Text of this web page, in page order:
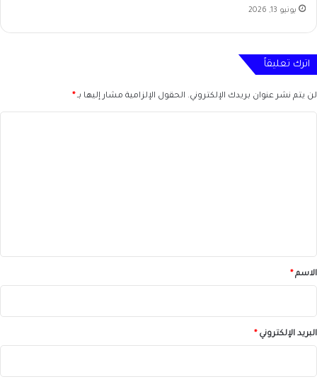
يونيو 13, 2026
اترك تعليقاً
لن يتم نشر عنوان بريدك الإلكتروني. الحقول الإلزامية مشار إليها بـ *
*الاسم *
البريد الإلكتروني *